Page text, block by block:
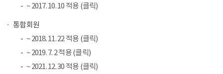
~ 2017. 10. 10 적용 (클릭)
통합회원
~ 2018. 11. 22 적용 (클릭)
~ 2019. 7. 2 적용 (클릭)
~ 2021. 12. 30 적용 (클릭)